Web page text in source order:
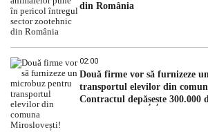
din România
02:00
Două firme vor să furnizeze
transportul elevilor din
Contractul depășește 300.000